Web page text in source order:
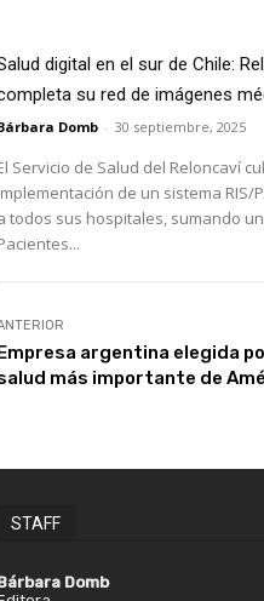
digital en el sur de Chile:
su red de imágenes
Domb - 30 septiembre, 2025
Servicio de Salud del Reloncaví
de un sistema RIS/
todos sus hospitales, sumando
argentina elegida
más importante de
STAFF
Domb